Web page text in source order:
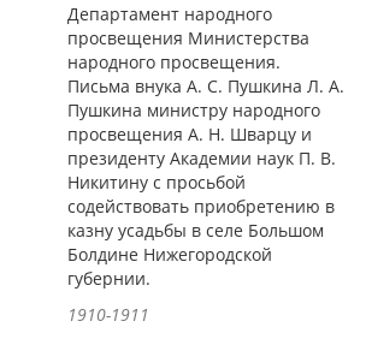
Департамент народного
просвещения Министерства
народного просвещения.
Письма внука А. С. Пушкина Л. А.
Пушкина министру народного
просвещения А. Н. Шварцу и
президенту Академии наук П. В.
Никитину с просьбой
содействовать приобретению в
казну усадьбы в селе Большом
Болдине Нижегородской
губернии.
1910-1911